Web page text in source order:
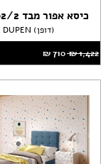
כיסא אפור מבד DC-402/2
DUPEN (דופן)
1,422 ‏₪
710 ‏₪